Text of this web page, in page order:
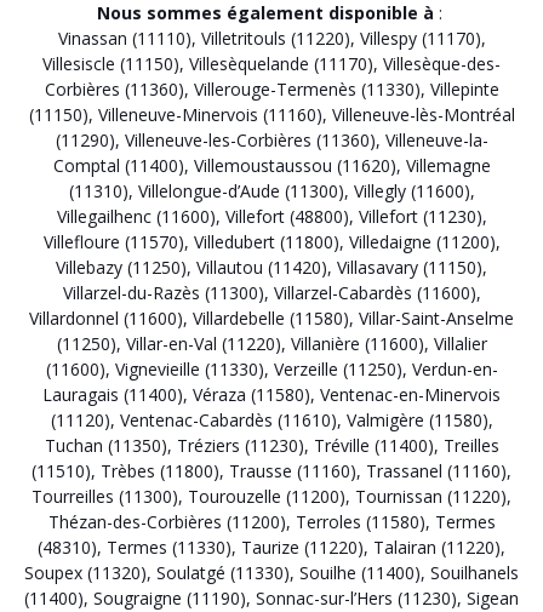
Nous sommes également disponible à :
Vinassan (11110), Villetritouls (11220), Villespy (11170),
Villesiscle (11150), Villesèquelande (11170), Villesèque-des-
Corbières (11360), Villerouge-Termenès (11330), Villepinte
(11150), Villeneuve-Minervois (11160), Villeneuve-lès-Montréal
(11290), Villeneuve-les-Corbières (11360), Villeneuve-la-
Comptal (11400), Villemoustaussou (11620), Villemagne
(11310), Villelongue-d’Aude (11300), Villegly (11600),
Villegailhenc (11600), Villefort (48800), Villefort (11230),
Villefloure (11570), Villedubert (11800), Villedaigne (11200),
Villebazy (11250), Villautou (11420), Villasavary (11150),
Villarzel-du-Razès (11300), Villarzel-Cabardès (11600),
Villardonnel (11600), Villardebelle (11580), Villar-Saint-Anselme
(11250), Villar-en-Val (11220), Villanière (11600), Villalier
(11600), Vignevieille (11330), Verzeille (11250), Verdun-en-
Lauragais (11400), Véraza (11580), Ventenac-en-Minervois
(11120), Ventenac-Cabardès (11610), Valmigère (11580),
Tuchan (11350), Tréziers (11230), Tréville (11400), Treilles
(11510), Trèbes (11800), Trausse (11160), Trassanel (11160),
Tourreilles (11300), Tourouzelle (11200), Tournissan (11220),
Thézan-des-Corbières (11200), Terroles (11580), Termes
(48310), Termes (11330), Taurize (11220), Talairan (11220),
Soupex (11320), Soulatgé (11330), Souilhe (11400), Souilhanels
(11400), Sougraigne (11190), Sonnac-sur-l’Hers (11230), Sigean